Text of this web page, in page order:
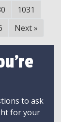
1031
Next»
to ask
for your